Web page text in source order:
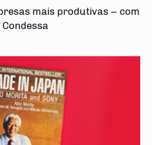
mais produtivas – com